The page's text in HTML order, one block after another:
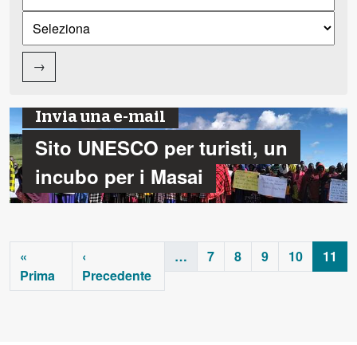
→
Invia una e-mail
Sito UNESCO per turisti, un
incubo per i Masai
«
Prima
‹
Precedente
… 7 8 9 10 11